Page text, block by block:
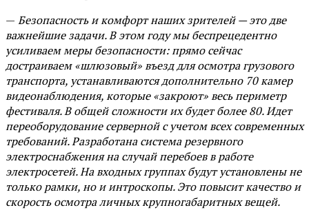
— Безопасность и комфорт наших зрителей — это две
важнейшие задачи. В этом году мы беспрецедентно
усиливаем меры безопасности: прямо сейчас
достраиваем «шлюзовый» въезд для осмотра грузового
транспорта, устанавливаются дополнительно 70 камер
видеонаблюдения, которые «закроют» весь периметр
фестиваля. В общей сложности их будет более 80. Идет
переоборудование серверной с учетом всех современных
требований. Разработана система резервного
электроснабжения на случай перебоев в работе
электросетей. На входных группах будут установлены не
только рамки, но и интроскопы. Это повысит качество и
скорость осмотра личных крупногабаритных вещей.